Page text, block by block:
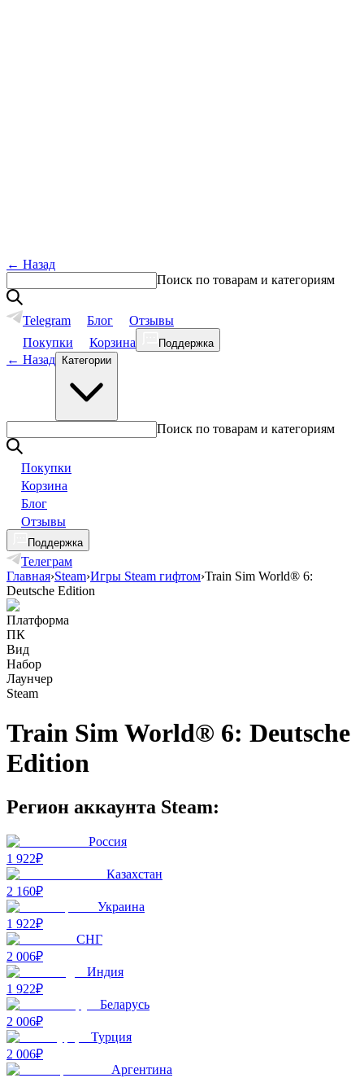
← Назад
Поиск по товарам и категориям
Telegram Блог
Отзывы
Покупки
Корзина Поддержка
← Назад Категории
Поиск по товарам и категориям
Покупки
Корзина
Блог
Отзывы
Поддержка
Телеграм
Главная›Steam›Игры Steam гифтом›Train Sim World® 6:
Deutsche Edition
Платформа
ПК
Вид
Набор
Лаунчер
Steam
Train Sim World® 6: Deutsche
Edition
Регион аккаунта Steam:
Россия
1 922₽
Казахстан
2 160₽
Украина
1 922₽
СНГ
2 006₽
Индия
1 922₽
Беларусь
2 006₽
Турция
2 006₽
Аргентина